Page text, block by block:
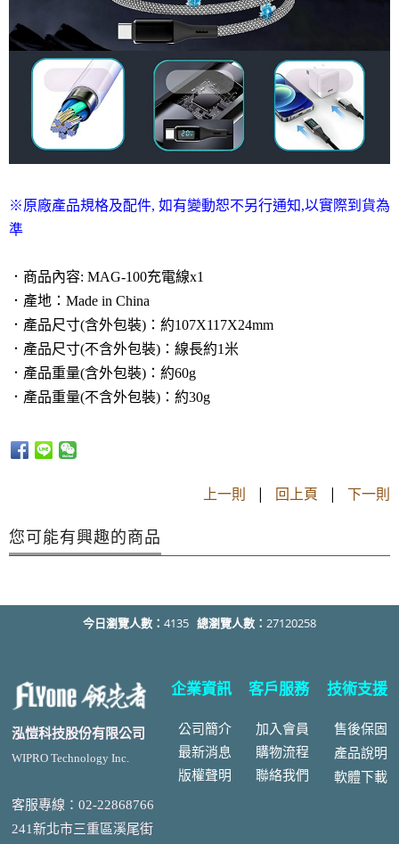
※原廠產品規格及配件, 如有變動恕不另行通知,以實際到貨為
準
．商品內容: MAG-100充電線x1
．產地：Made in China
．產品尺寸(含外包裝)：約107X117X24mm
．產品尺寸(不含外包裝)：線長約1米
．產品重量(含外包裝)：約60g
．產品重量(不含外包裝)：約30g
上一則 | 回上頁 | 下一則
您可能有興趣的商品
今日瀏覽人數： 4135 總瀏覽人數： 27120258
泓愷科技股份有限公司
WIPRO Technology Inc.
客服專線：02-22868766
241新北市三重區溪尾街
企業資訊
公司簡介
最新消息
版權聲明
客戶服務
加入會員
購物流程
聯絡我們
技術支援
售後保固
產品說明
軟體下載